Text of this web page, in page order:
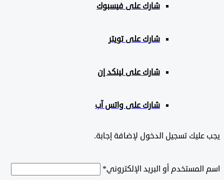
شارك علىفيسبوك
شارك على تويتر
شارك على لينكد إن
شارك على واتس آب
تسجيل الدخول لإضافة إجابة.
أو البريد الإلكتروني*